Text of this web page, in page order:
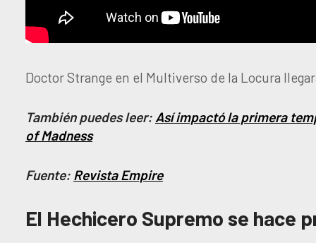
Doctor Strange en el Multiverso de la Locura
También puedes leer: Así impactó la primera
of Madness
Fuente: Revista Empire
El Hechicero Supremo se hace